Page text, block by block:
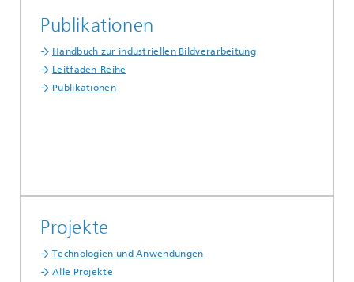
Publikationen
Handbuch zur industriellen Bildverarbeitung
Leitfaden-Reihe
Publikationen
Projekte
Technologien und Anwendungen
Alle Projekte